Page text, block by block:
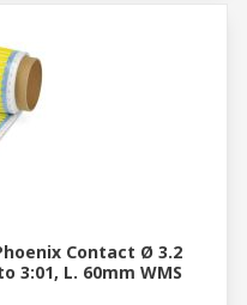
Contact Ø 3.2
3:01, L. 60mm WMS